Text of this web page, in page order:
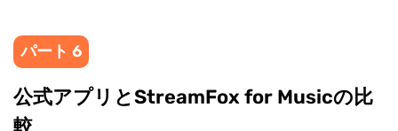
パート 6
公式アプリとStreamFox for Musicの比
較